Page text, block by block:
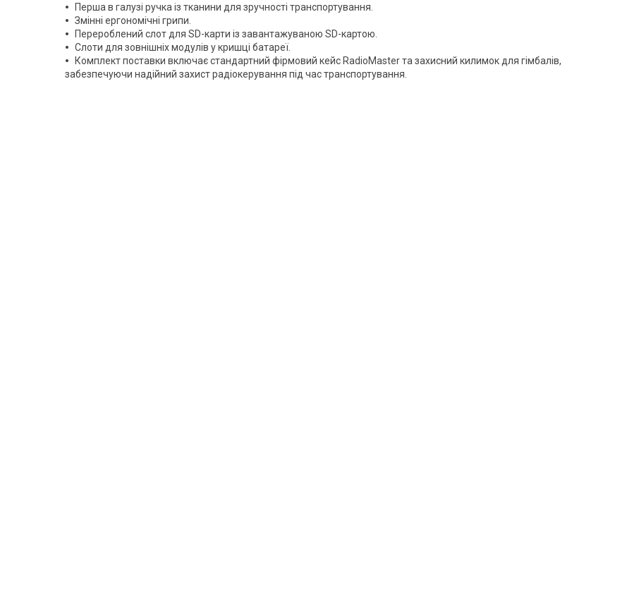
Перша в галузі ручка із тканини для зручності транспортування.
Змінні ергономічні грипи.
Перероблений слот для SD-карти із завантажуваною SD-картою.
Слоти для зовнішніх модулів у кришці батареї.
Комплект поставки включає стандартний фірмовий кейс RadioMaster та захисний килимок для гімбалів,
забезпечуючи надійний захист радіокерування під час транспортування.